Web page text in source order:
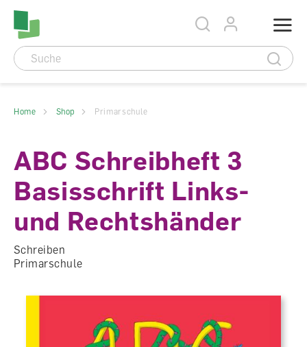
Accesskey Navigation
Seitenanfang
Direkt
Hauptnavigation
Direkt
zum
Hauptinhalt
Direkt
zum
Direkt
Home Shop Primarschule
ABC Schreibheft 3
Basisschrift Links-
und Rechtshänder
Schreiben
Primarschule